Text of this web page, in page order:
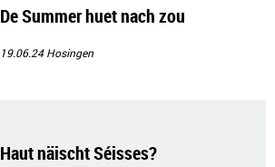
De Summer huet nach zou
19.06.24Hosingen
Haut näischt Séisses?